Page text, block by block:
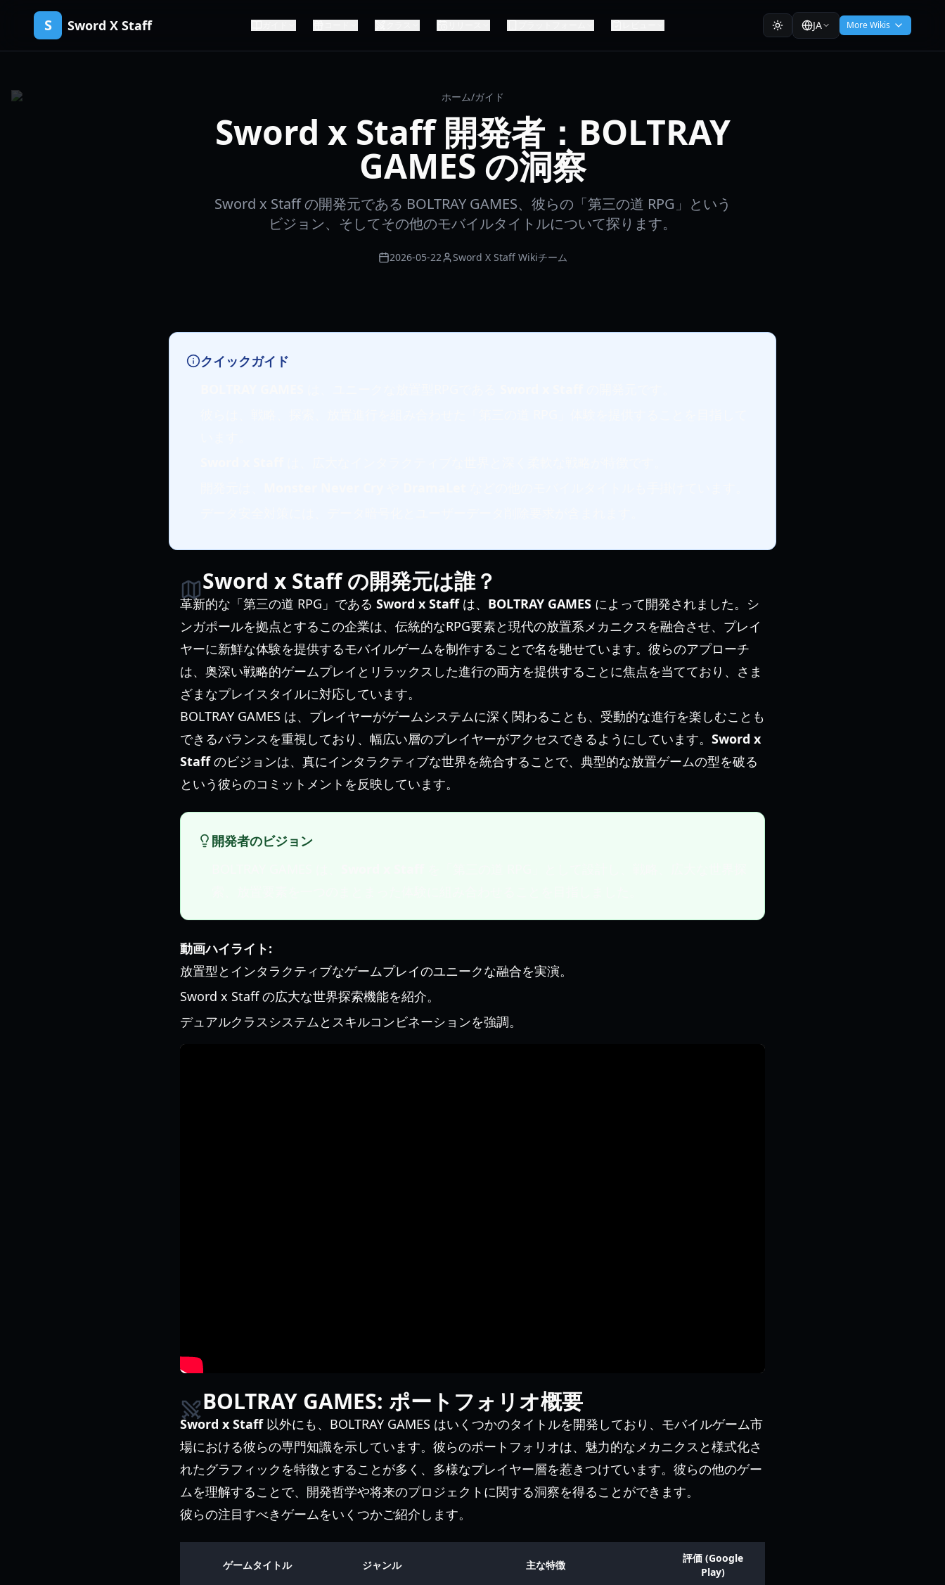
S Sword X Staff JA More Wikis
ホーム/ガイド
Sword x Staff 開発者：BOLTRAY
GAMES の洞察
Sword x Staff の開発元である BOLTRAY GAMES、彼らの「第三の道 RPG」という
ビジョン、そしてその他のモバイルタイトルについて探ります。
2026-05-22 Sword X Staff Wikiチーム
クイックガイド
Sword x Staff の開発元は誰？
革新的な「第三の道 RPG」である Sword x Staffは、 BOLTRAY GAMES によって開発されました。シ
ンガポールを拠点とするこの企業は、伝統的なRPG要素と現代の放置系メカニクスを融合させ、プレイ
ヤーに新鮮な体験を提供するモバイルゲームを制作することで名を馳せています。彼らのアプローチ
は、奥深い戦略的ゲームプレイとリラックスした進行の両方を提供することに焦点を当てており、さま
ざまなプレイスタイルに対応しています。
BOLTRAY GAMES は、プレイヤーがゲームシステムに深く関わることも、受動的な進行を楽しむことも
できるバランスを重視しており、幅広い層のプレイヤーがアクセスできるようにしています。 Sword x
Staffのビジョンは、真にインタラクティブな世界を統合することで、典型的な放置ゲームの型を破る
という彼らのコミットメントを反映しています。
開発者のビジョン
動画ハイライト:
放置型とインタラクティブなゲームプレイのユニークな融合を実演。
Sword x Staff の広大な世界探索機能を紹介。
デュアルクラスシステムとスキルコンビネーションを強調。
BOLTRAY GAMES: ポートフォリオ概要
Sword x Staff以外にも、BOLTRAY GAMES はいくつかのタイトルを開発しており、モバイルゲーム市
場における彼らの専門知識を示しています。彼らのポートフォリオは、魅力的なメカニクスと様式化さ
れたグラフィックを特徴とすることが多く、多様なプレイヤー層を惹きつけています。彼らの他のゲー
ムを理解することで、開発哲学や将来のプロジェクトに関する洞察を得ることができます。
彼らの注目すべきゲームをいくつかご紹介します。
ゲームタイトル ジャンル 主な特徴
評価 (Google
Play)